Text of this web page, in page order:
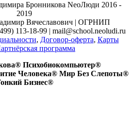
Бронникова NeoЛюди 2016 -
2019
Вячеславович | ОГРНИП
113-18-99 | mail@school.neoludi.ru
, Договор-оферта, Карты
программа
Психобиокомпьютер®
Человека® Мир Без Слепоты®
Бизнес®